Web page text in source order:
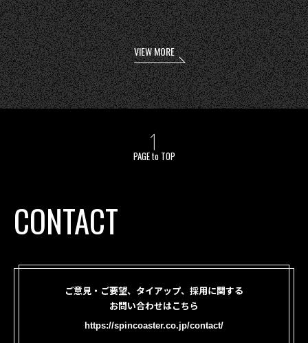
VIEW MORE
PAGE to TOP
CONTACT
ご意見・ご要望、タイアップ、採用に関する
お問い合わせはこちら
https://spincoaster.co.jp/contact/